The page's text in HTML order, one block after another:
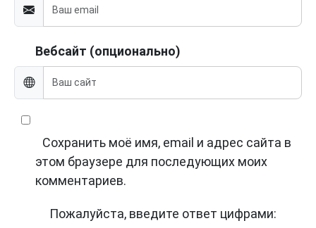
Вебсайт (опционально)
Сохранить моё имя, email и адрес сайта в
этом браузере для последующих моих
комментариев.
Пожалуйста, введите ответ цифрами: